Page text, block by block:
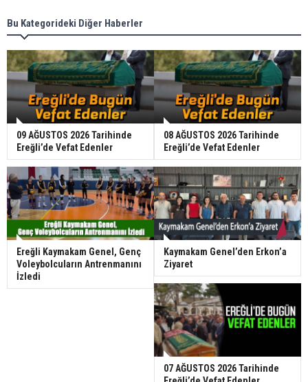
Bu Kategorideki Diğer Haberler
09 AĞUSTOS 2026 Tarihinde
Ereğli’de Vefat Edenler
08 AĞUSTOS 2026 Tarihinde
Ereğli’de Vefat Edenler
Ereğli Kaymakam Genel, Genç
Voleybolcuların Antrenmanını
İzledi
Kaymakam Genel’den Erkon’a
Ziyaret
07 AĞUSTOS 2026 Tarihinde